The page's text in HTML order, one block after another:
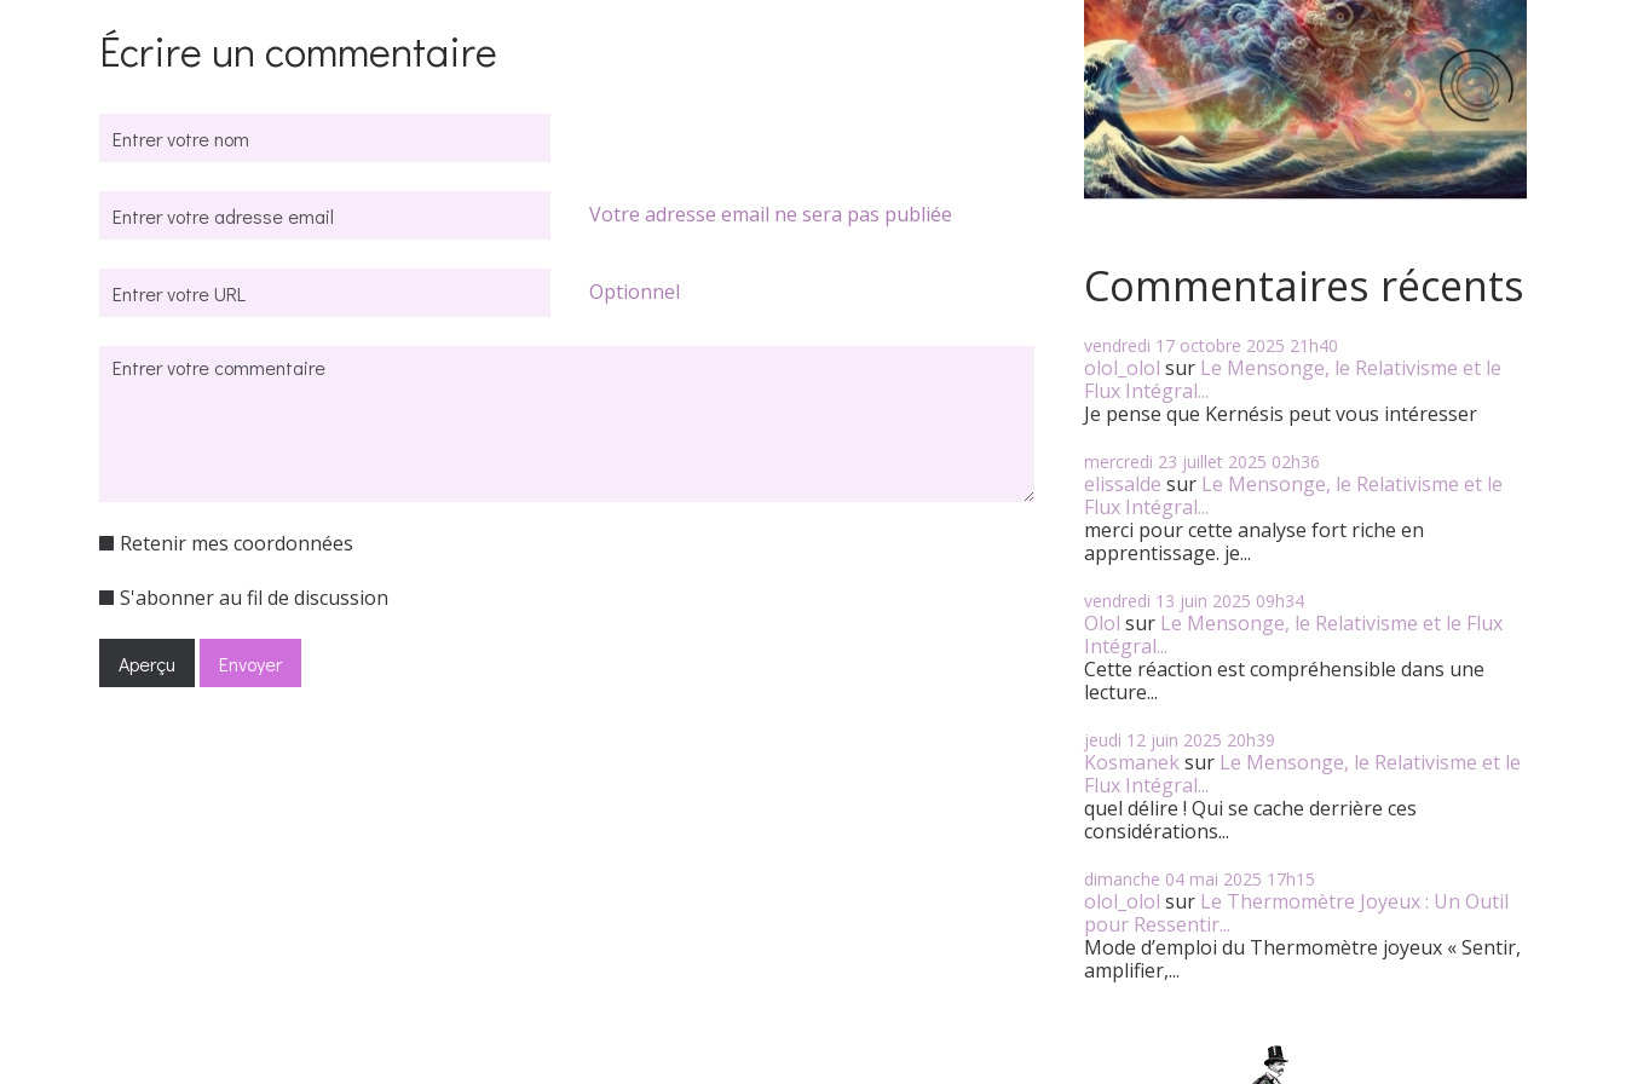
Écrire un commentaire
Votre adresse email ne sera pas publiée
Optionnel
Retenir mes coordonnées
S'abonner au fil de discussion
Commentaires récents
vendredi 17 octobre 2025 21h40
olol_olol sur Le Mensonge, le Relativisme et le
Flux Intégral...
Je pense que Kernésis peut vous intéresser
mercredi 23 juillet 2025 02h36
elissalde sur Le Mensonge, le Relativisme et le
Flux Intégral...
merci pour cette analyse fort riche en
apprentissage. je...
vendredi 13 juin 2025 09h34
Olol sur Le Mensonge, le Relativisme et le Flux
Intégral...
Cette réaction est compréhensible dans une
lecture...
jeudi 12 juin 2025 20h39
Kosmaneksur Le Mensonge, le Relativisme et le
Flux Intégral...
quel délire ! Qui se cache derrière ces
considérations...
dimanche 04 mai 2025 17h15
olol_olol sur Le Thermomètre Joyeux : Un Outil
pour Ressentir...
Mode d’emploi du Thermomètre joyeux « Sentir,
amplifier,...